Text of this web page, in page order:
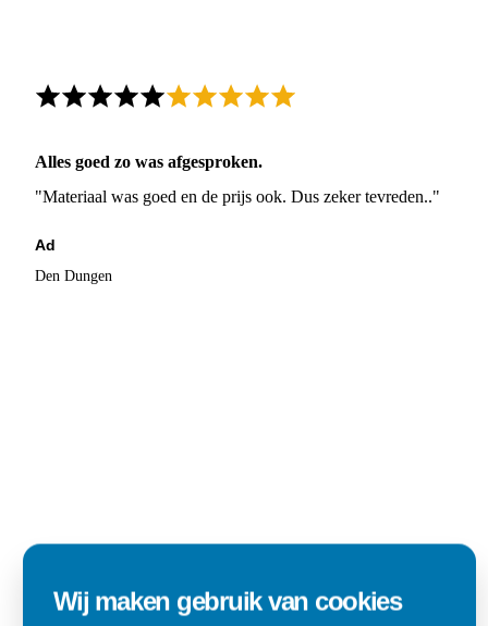
Alles goed zo was afgesproken.
"Materiaal was goed en de prijs ook. Dus zeker tevreden.."
Ad
Den Dungen
Wij maken gebruik van cookies